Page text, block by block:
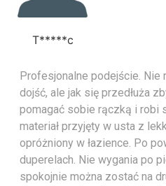
T*****c
Profesjonalne podejście. Nie
dojść, ale jak się przedłuża
pomagać sobie rączką i robi
materiał przyjęty w usta z
opróżniony w łazience. Po
duperelach. Nie wygania po
spokojnie można zostać na